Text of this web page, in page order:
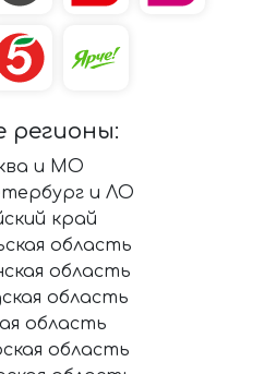
регионы:
и МО
и ЛО
край
область
область
область
область
область